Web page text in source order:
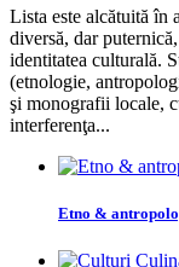
Lista este alcătuită în
diversă, dar
identitatea culturală.
(etnologie,
şi monografii locale,
interferenţa...
Etno &